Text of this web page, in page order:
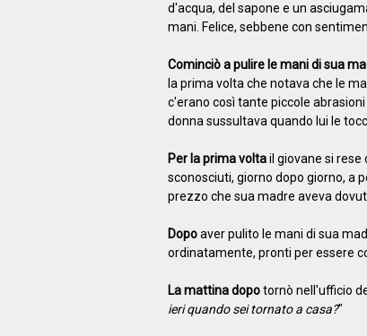
d'acqua, del sapone e un
mani. Felice, sebbene con
Cominciò a pulire le mani di sua
la prima volta che notava che le
c'erano così tante piccole
donna sussultava quando lui le
Per la prima voltail giovane si rese
sconosciuti, giorno dopo giorno, a
prezzo che sua madre aveva
Dopoaver pulito le mani di sua
ordinatamente, pronti per essere
La mattina dopotornò nell'ufficio
ieri quando sei tornato a casa?"